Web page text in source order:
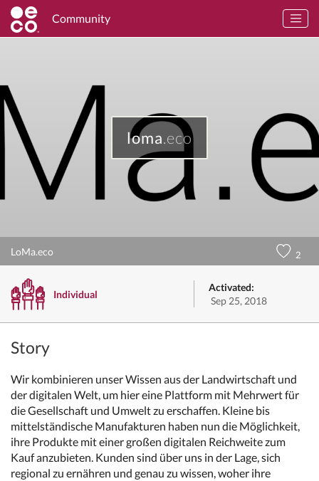
Community
loma.eco
LoMa.eco 2
Individual
Activated:
Sep 25, 2018
Story
Wir kombinieren unser Wissen aus der Landwirtschaft und
der digitalen Welt, um hier eine Plattform mit Mehrwert für
die Gesellschaft und Umwelt zu erschaffen. Kleine bis
mittelständische Manufakturen haben nun die Möglichkeit,
ihre Produkte mit einer großen digitalen Reichweite zum
Kauf anzubieten. Kunden sind über uns in der Lage, sich
regional zu ernähren und genau zu wissen, woher ihre